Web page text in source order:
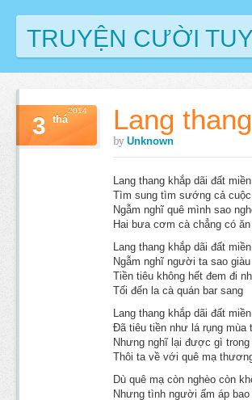
TRUYỆN CƯỜI
Lang thang
by Unknown
3 thá
2014
Lang thang khắp dãi đất
Tìm sung tìm sướng cả
Ngẫm nghĩ quê mình sao
Hai bưa cơm cà chẳng có ăn
Lang thang khắp dãi đất
Ngẫm nghĩ người ta sao
Tiền tiêu không hết đem đi
Tối đến la cà quán bar sang
Lang thang khắp dãi đất
Đã tiêu tiền như lá rụng mùa
Nhưng nghĩ lại được gì trong
Thôi ta về với quê mạ
Dù quê mạ còn nghèo còn
Nhưng tình người ấm áp bao